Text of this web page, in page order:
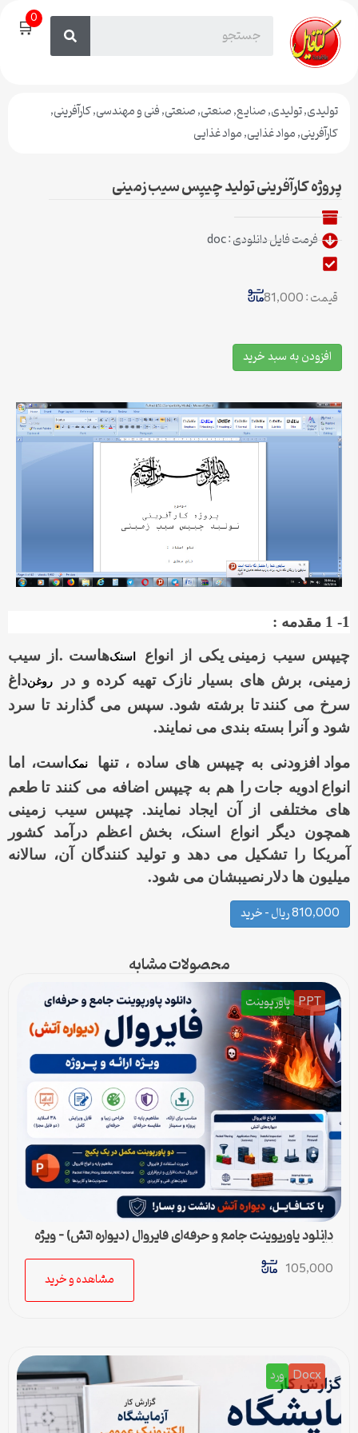
🛒0
تولیدی,تولیدی,صنایع,صنعتی,صنعتی,فنی و مهندسی,کارآفرینی,
کارآفرینی,مواد غذایی,مواد غذایی
پروژه کارآفرینی تولید چیپس سیب زمینی
فرمت فایل دانلودی : doc
قیمت : 81,000
افزودن به سبد خرید
1- 1 مقدمه :
چیپس سیب زمینی یکی از انواع اسنکهاست . از سیب
زمینی، برش های بسیار نازک تهیه کرده و در
روغنداغ
سرخ می کنند تا برشته شود. سپس می گذارند تا سرد
شود و آنرا بسته بندی می نمایند.
مواد افزودنی به چیپس های ساده ، تنها نمک است، اما
انواع ادویه جات را هم به چیپس اضافه می کنند تا طعم
های مختلفی از آن ایجاد نمایند. چیپس سیب زمینی
همچون دیگر انواع اسنک، بخش
اعظم درآمد کشور
آمریکا را تشکیل می دهد و تولید کنندگان آن، سالانه
میلیون ها دلار نصیبشان می شود.
810,000 ریال – خرید
محصولات مشابه
PPT پاورپوینت
دانلود پاورپوینت جامع و حرفه‌ای فایروال (دیواره آتش) – ویژه
ارائه و پروژه
105,000
مشاهده و خرید
Docx ورد